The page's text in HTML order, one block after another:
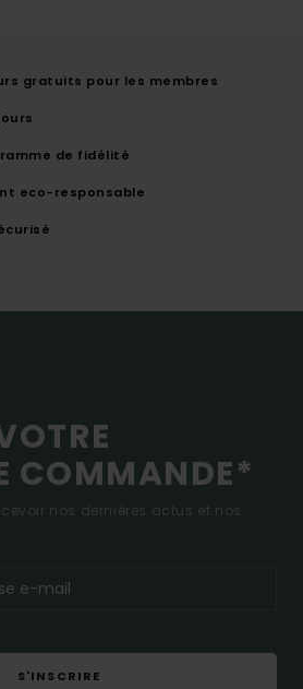
gratuits pour les membres
de fidélité
eco-responsable
COMMANDE*
nos dernières actus et nos
S'INSCRIRE